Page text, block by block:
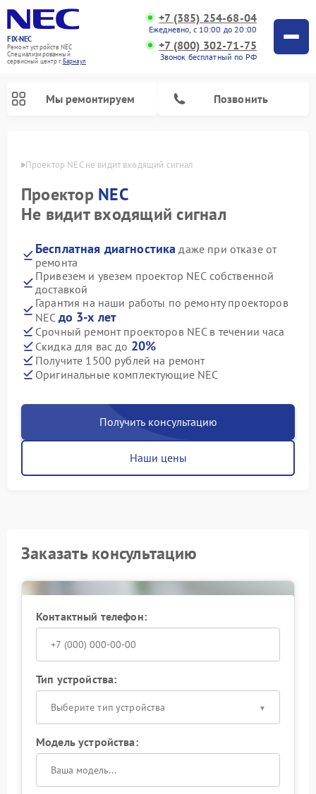
FIX-NEC
Ремонт устройств NEC
Специализированный
cервисный центр г.Барнаул
+7 (385) 254-68-04
Ежедневно, с 10:00 до 20:00
+7 (800) 302-71-75
Звонок бесплатный по РФ
Мы ремонтируем Позвонить
Проектор NEC не видит входящий сигнал
Проектор NEC
Не видит входящий сигнал
Бесплатная диагностика даже при отказе от
ремонта
Привезем и увезем проектор NEC собственной
доставкой
Гарантия на наши работы по ремонту проекторов
NEC до 3-х лет
Срочный ремонт проекторов NEC в течении часа
Скидка для вас до 20%
Получите 1500 рублей на ремонт
Оригинальные комплектующие NEC
Получить консультацию
Наши цены
Заказать консультацию
Контактный телефон:
Тип устройства:
Выберите тип устройства
Модель устройства: